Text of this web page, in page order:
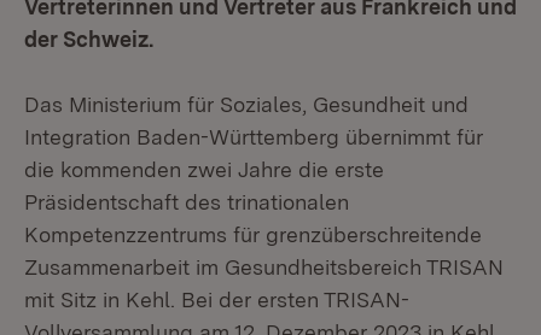
Vertreterinnen und Vertreter aus Frankreich und
der Schweiz.
Das Ministerium für Soziales, Gesundheit und
Integration Baden-Württemberg übernimmt für
die kommenden zwei Jahre die erste
Präsidentschaft des trinationalen
Kompetenzzentrums für grenzüberschreitende
Zusammenarbeit im Gesundheitsbereich TRISAN
mit Sitz in Kehl. Bei der ersten TRISAN-